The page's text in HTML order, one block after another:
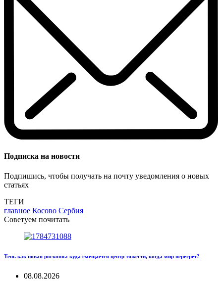
Подписка на новости
Подпишись, чтобы получать на почту уведомления о новых
статьях
ТЕГИ
главное Косово Сербия
Советуем почитать
Тень как новая роскошь: куда смещается центр тяжести, когда мир перегрет?
08.08.2026